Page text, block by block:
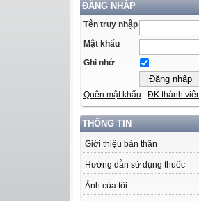
ĐĂNG NHẬP
Tên truy nhập
Mật khẩu
Ghi nhớ
Quên mật khẩu ĐK thành
THÔNG TIN
Giới thiệu bản thân
Hướng dẫn sử dụng thuốc
Ảnh của tôi